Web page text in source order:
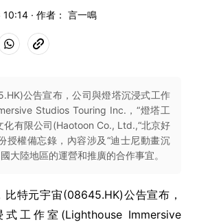
· 作者： 言一鳴
公告宣布，公司與燈塔沉浸式工作
Studios Touring Inc.，“燈塔工
化有限公司(Haotoon Co., Ltd.,“北京好
授權備忘錄，內容涉及“迪士尼動畫沉
大陸地區的運營和推廣的合作事宜。
特元宇宙(08645.HK)公告宣布，
工作室(Lighthouse Immersive